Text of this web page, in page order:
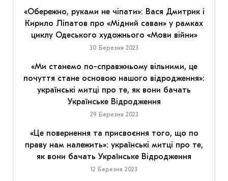
«Обережно, руками не чіпати»: Вася Дмитрик і
Кирило Ліпатов про «Мідний саван» у рамках
циклу Одеського художнього «Мови війни»
30 Березня 2023
«Ми станемо по-справжньому вільними, це
почуття стане основою нашого відродження»:
українські митці про те, як вони бачать
Українське Відродження
29 Березня 2023
«Це повернення та присвоєння того, що по
праву нам належить»: українські митці про те,
як вони бачать Українське Відродження
12 Березня 2023